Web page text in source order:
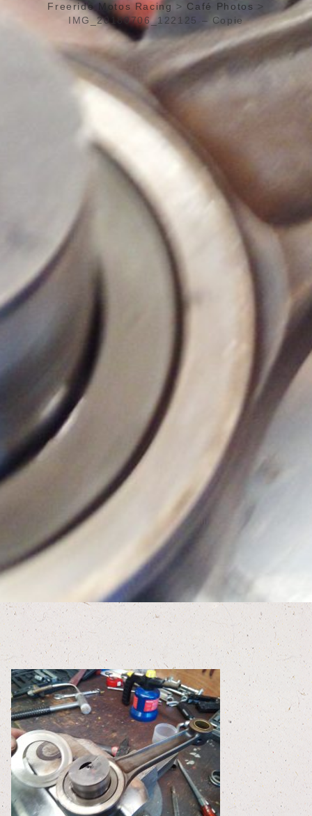
Freeride Motos Racing > Café Photos >
IMG_20180706_122125 – Copie